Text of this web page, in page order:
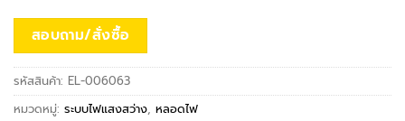
สอบถาม/สั่งซื้อ
รหัสสินค้า: EL-006063
หมวดหมู่: ระบบไฟแสงสว่าง, หลอดไฟ